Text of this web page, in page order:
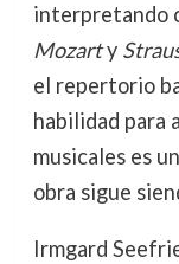
interpretando
Mozarty
el repertorio
habilidad para
musicales es
obra sigue
Irmgard